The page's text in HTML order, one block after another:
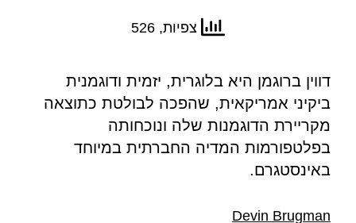
צפיות, 526
דווין ברוגמן היא בלוגרית, יזמית ודוגמנית
ביקיני אמריקאית, שהפכה לבולטת כתוצאה
מקריירת הדוגמנות שלה ונוכחותה
בפלטפורמות המדיה החברתית במיוחד
באינסטגרם.
Devin Brugman